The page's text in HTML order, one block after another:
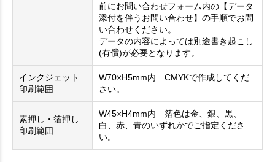
前にお問い合わせフォーム内の【データ
添付を伴うお問い合わせ】の手順でお問
い合わせください。
データの内容によっては別途書き起こし
(有償)が必要となります。
インクジェット
印刷範囲
W70×H5mm内 CMYKで作成してくだ
さい。
素押し・箔押し
印刷範囲
W45×H4mm内 箔色は金、銀、黒、
白、赤、青のいずれかでご指定くださ
い。